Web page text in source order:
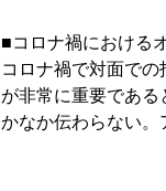
■コロナ禍における
コロナ禍で対面で
が非常に重要であ
かなか伝わらない。